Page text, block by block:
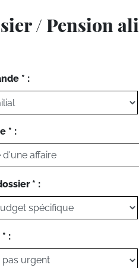
/ Pension
* :
* :
* :
: